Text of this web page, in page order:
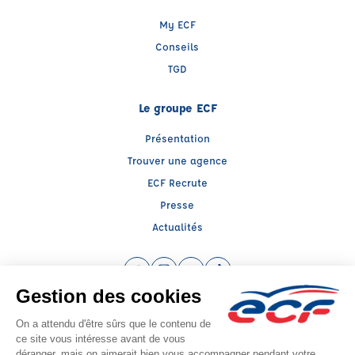
My ECF
Conseils
TGD
Le groupe ECF
Présentation
Trouver une agence
ECF Recrute
Presse
Actualités
Facebook (nouvelle fenêtre)
Instagram (nouvelle fenêtre)
YouTube (nouvelle fenêtre)
TikTok (nouvelle fenêtre)
Raison sociale : SUD PREVENTION SECURITE GRAND PUBLIC - Capital social:
139239€
SIREN: 814514188 - Numéro de TVA intracommunautaire: FR56814514188